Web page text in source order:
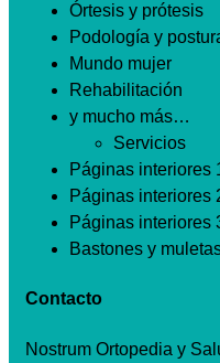
Órtesis y prótesis
Podología y
Mundo mujer
Rehabilitación
y mucho más…
Servicios
Páginas interiores
Páginas interiores
Páginas interiores
Bastones y
Contacto
Nostrum Ortopedia y